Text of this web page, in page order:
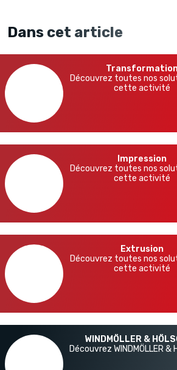
Dans cet article
Découvrez toutes nos
cette activité
Impression
Découvrez toutes nos
cette activité
Extrusion
Découvrez toutes nos
cette activité
WINDMÖLLER &
Découvrez WINDMÖLLER &